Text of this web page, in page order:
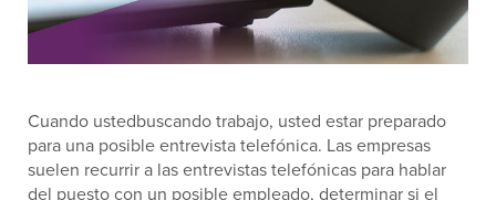
Cuando ustedbuscando trabajo, usted estar preparado
para una posible entrevista telefónica. Las empresas
suelen recurrir a las entrevistas telefónicas para hablar
del puesto con un posible empleado, determinar si el